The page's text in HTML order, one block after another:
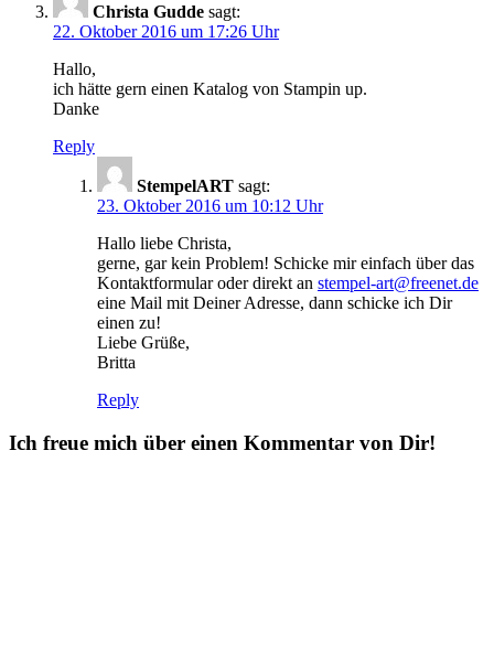
Christa Gudde sagt:
22. Oktober 2016 um 17:26 Uhr
Hallo,
ich hätte gern einen Katalog von Stampin up.
Danke
Reply
StempelART sagt:
23. Oktober 2016 um 10:12 Uhr
Hallo liebe Christa,
gerne, gar kein Problem! Schicke mir einfach über das
Kontaktformular oder direkt an stempel-art@freenet.de
eine Mail mit Deiner Adresse, dann schicke ich Dir
einen zu!
Liebe Grüße,
Britta
Reply
Ich freue mich über einen Kommentar von Dir!